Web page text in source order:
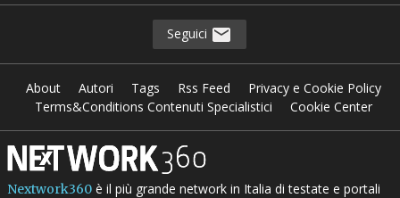
Seguici
About Autori Tags Rss Feed
Privacy e Cookie Policy
Terms&Conditions Contenuti Specialistici
Cookie Center
Nextwork360è il più grande network in Italia di testate e portali